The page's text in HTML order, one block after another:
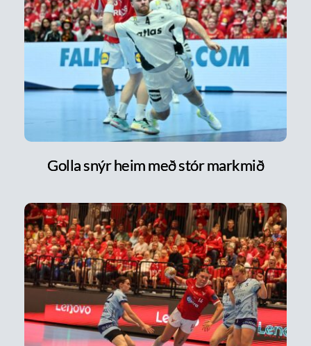
Golla snýr heim með stór markmið